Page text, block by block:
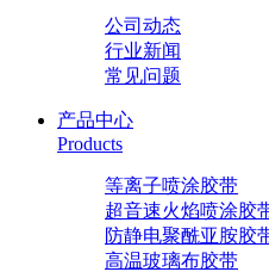
公司动态
行业新闻
常见问题
产品中心
Products
等离子喷涂胶带
超音速火焰喷涂胶
防静电聚酰亚胺胶
高温玻璃布胶带